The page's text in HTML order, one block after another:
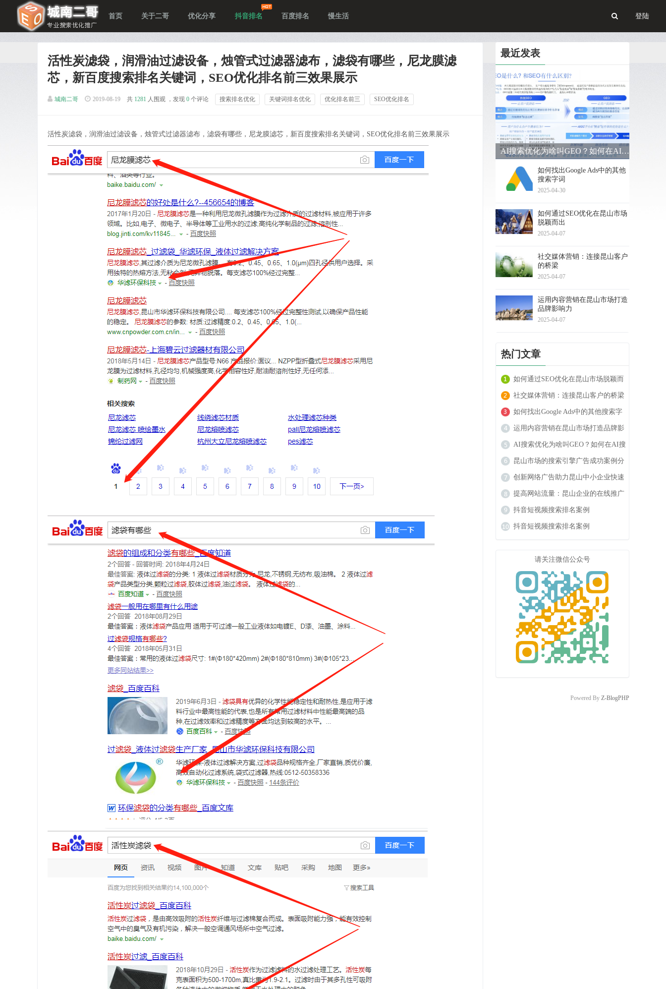
首页 关于二哥 优化分享 抖音排名 百度排名 慢生活 登陆
活性炭滤袋，润滑油过滤设备，烛管式过滤器滤布，滤袋有哪些，尼龙膜滤
芯，新百度搜索排名关键词，SEO优化排名前三效果展示
城南二哥 2019-08-19 共 1281 人围观 ，发现 0 个评论 搜索排名优化 关键词排名优化 优化排名前三 SEO优化排名
活性炭滤袋，润滑油过滤设备，烛管式过滤器滤布，滤袋有哪些，尼龙膜滤芯，新百度搜索排名关键词， SEO优化排名前三效果展示
最近发表
AI搜索优化为啥叫GEO？如何在AI搜索中获得排名？
如何找出Google Ads中的其他
搜索字词
2025-04-30
如何通过SEO优化在昆山市场
脱颖而出
2025-04-07
社交媒体营销：连接昆山客户
的桥梁
2025-04-07
运用内容营销在昆山市场打造
品牌影响力
2025-04-07
热门文章
如何通过SEO优化在昆山市场脱颖而
出
社交媒体营销：连接昆山客户的桥梁
如何找出Google Ads中的其他搜索字
词
运用内容营销在昆山市场打造品牌影
响力
AI搜索优化为啥叫GEO？如何在AI搜
索中获得排名？
昆山市场的搜索引擎广告成功案例分
析
创新网络广告助力昆山中小企业快速
成长
提高网站流量：昆山企业的在线推广
秘籍
抖音短视频搜索排名案例
抖音短视频搜索排名案例
请关注微信公众号
Powered By Z-BlogPHP